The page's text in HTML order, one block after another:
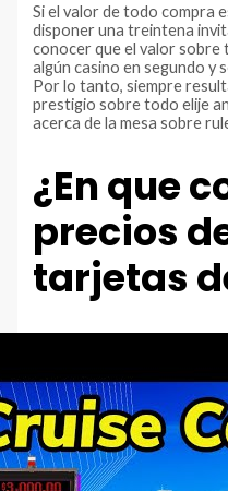
Si el valor de todo compra
disponer una treintena
conocer que el valor
algún casino en segundo y
Por lo tanto, siempre
prestigio sobre todo elije
acerca de la mesa sobre
¿En que
precios
tarjetas